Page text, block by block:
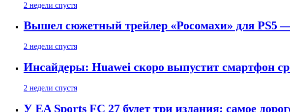
2 недели спустя
Вышел сюжетный трейлер «Росомахи» для PS5 —
2 недели спустя
Инсайдеры: Huawei скоро выпустит смартфон
2 недели спустя
У EA Sports FC 27 будет три издания: самое